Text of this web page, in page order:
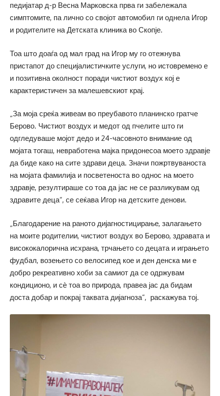
педијатар д-р Весна Марковска прва ги забележала
симптомите, па лично со својот автомобил ги однела Игор
и родителите на Детската клиника во Скопје.
Тоа што доаѓа од мал град на Игор му го отежнува
пристапот до специјалистичките услуги, но истовремено е
и позитивна околност поради чистиот воздух кој е
карактеристичен за малешевскиот крај.
„За моја среќа живеам во преубавото планинско гратче
Берово. Чистиот воздух и медот од пчелите што ги
одгледуваше мојот дедо и 24-часовното внимание од
мојата тогаш, невработена мајка придонесоа моето здравје
да биде како на сите здрави деца. Значи пожртвуваноста
на мојата фамилија и посветеноста во однос на моето
здравје, резултираше со тоа да јас не се разликувам од
здравите деца“, се сеќава Игор на детските денови.
„Благодарение на раното дијагностицирање, залагањето
на моите родителии, чистиот воздух во Берово, здравата и
висококалорична исхрана, трчањето со децата и играњето
фудбал, возењето со велосипед кое и ден денска ми е
добро рекреативно хоби за самиот да се одржувам
кондиционо, и сѐ тоа во природа, правеа јас да бидам
доста добар и покрај таквата дијагноза“, раскажува тој.